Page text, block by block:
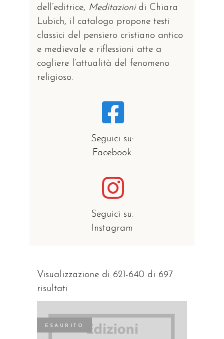
dell’editrice, Meditazioni di Chiara
Lubich, il catalogo propone testi
classici del pensiero cristiano antico
e medievale e riflessioni atte a
cogliere l’attualità del fenomeno
religioso.
Seguici su:
Facebook
Seguici su:
Instagram
Visualizzazione di 621-640 di 697
risultati
ESAURITO